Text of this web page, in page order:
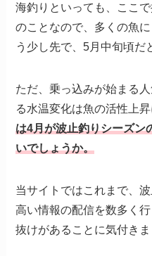
海釣りといっても、ここ
のことなので、多くの魚
う少し先で、5月中旬頃だ
ただ、乗っ込みが始まる
る水温変化は魚の活性上
は4月が波止釣りシーズン
いでしょうか。
当サイトではこれまで、
高い情報の配信を数多く
抜けがあることに気付きま